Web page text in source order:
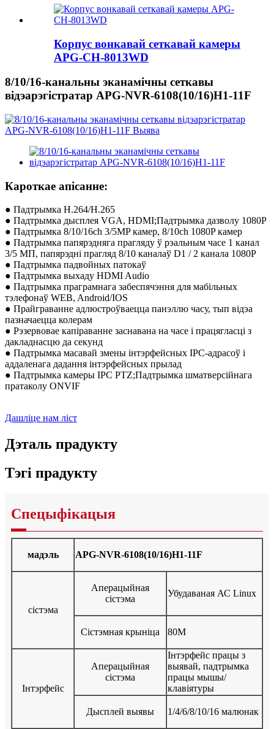
Корпус вонкавай сеткавай камеры
APG-CH-8013WD
8/10/16-канальны эканамічны сеткавы
відэарэгістратар APG-NVR-6108(10/16)H1-11F
Кароткае апісанне:
● Падтрымка H.264/H.265
● Падтрымка дысплея VGA, HDMI;Падтрымка дазволу 1080P
● Падтрымка 8/10/16ch 3/5MP камер, 8/10ch 1080P камер
● Падтрымка папярэдняга прагляду ў рэальным часе 1 канал
3/5 МП, папярэдні прагляд 8/10 каналаў D1 / 2 канала 1080P
● Падтрымка падвойных патокаў
● Падтрымка выхаду HDMI Audio
● Падтрымка праграмнага забеспячэння для мабільных
тэлефонаў WEB, Android/IOS
● Прайграванне адлюстроўваецца панэллю часу, тып відэа
пазначаецца колерам
● Рэзервовае капіраванне заснавана на часе і працягласці з
дакладнасцю да секунд
● Падтрымка масавай змены інтэрфейсных IPC-адрасоў і
аддаленага дадання інтэрфейсных прылад
● Падтрымка камеры IPC PTZ;Падтрымка шматверсійнага
пратаколу ONVIF
Дашліце нам ліст
Дэталь прадукту
Тэгі прадукту
Спецыфікацыя
мадэль APG-NVR-6108(10/16)H1-11F
сістэма
Аперацыйная
сістэма
Убудаваная АС Linux
Сістэмная крыніца 80М
Інтэрфейс
Аперацыйная
сістэма
Інтэрфейс працы з
выявай, падтрымка
працы мышы/
клавіятуры
Дысплей выявы 1/4/6/8/10/16 малюнак